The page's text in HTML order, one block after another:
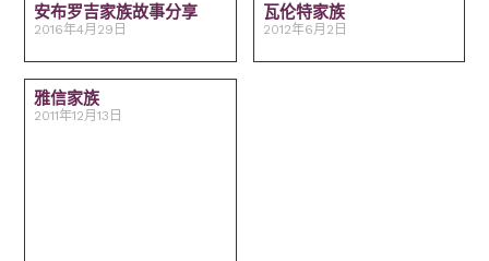
安布罗吉家族故事分享
2016年4月29日
瓦伦特家族
2012年6月2日
雅信家族
2011年12月13日